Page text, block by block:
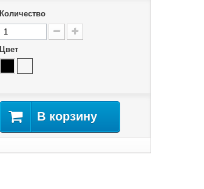
Количество
Цвет
В корзину